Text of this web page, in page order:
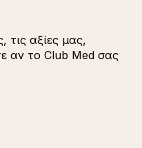
τις αξίες μας,
αν το Club Med σας